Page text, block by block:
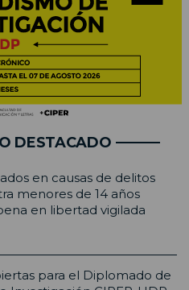
DESTACADO
en causas de delitos
menores de 14 años
en libertad vigilada
para el Diplomado de